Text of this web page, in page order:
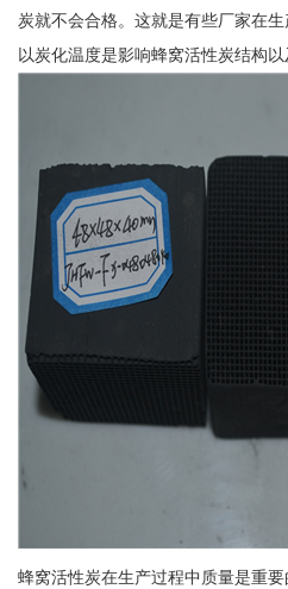
炭就不会合格。这就是有些厂家在
以炭化温度是影响蜂窝活性炭结构以
蜂窝活性炭在生产过程中质量是重